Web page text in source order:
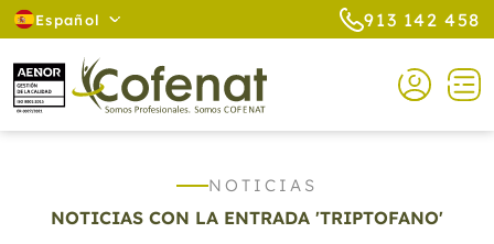
Español 913 142 458
NOTICIAS
NOTICIAS CON LA ENTRADA 'TRIPTOFANO'